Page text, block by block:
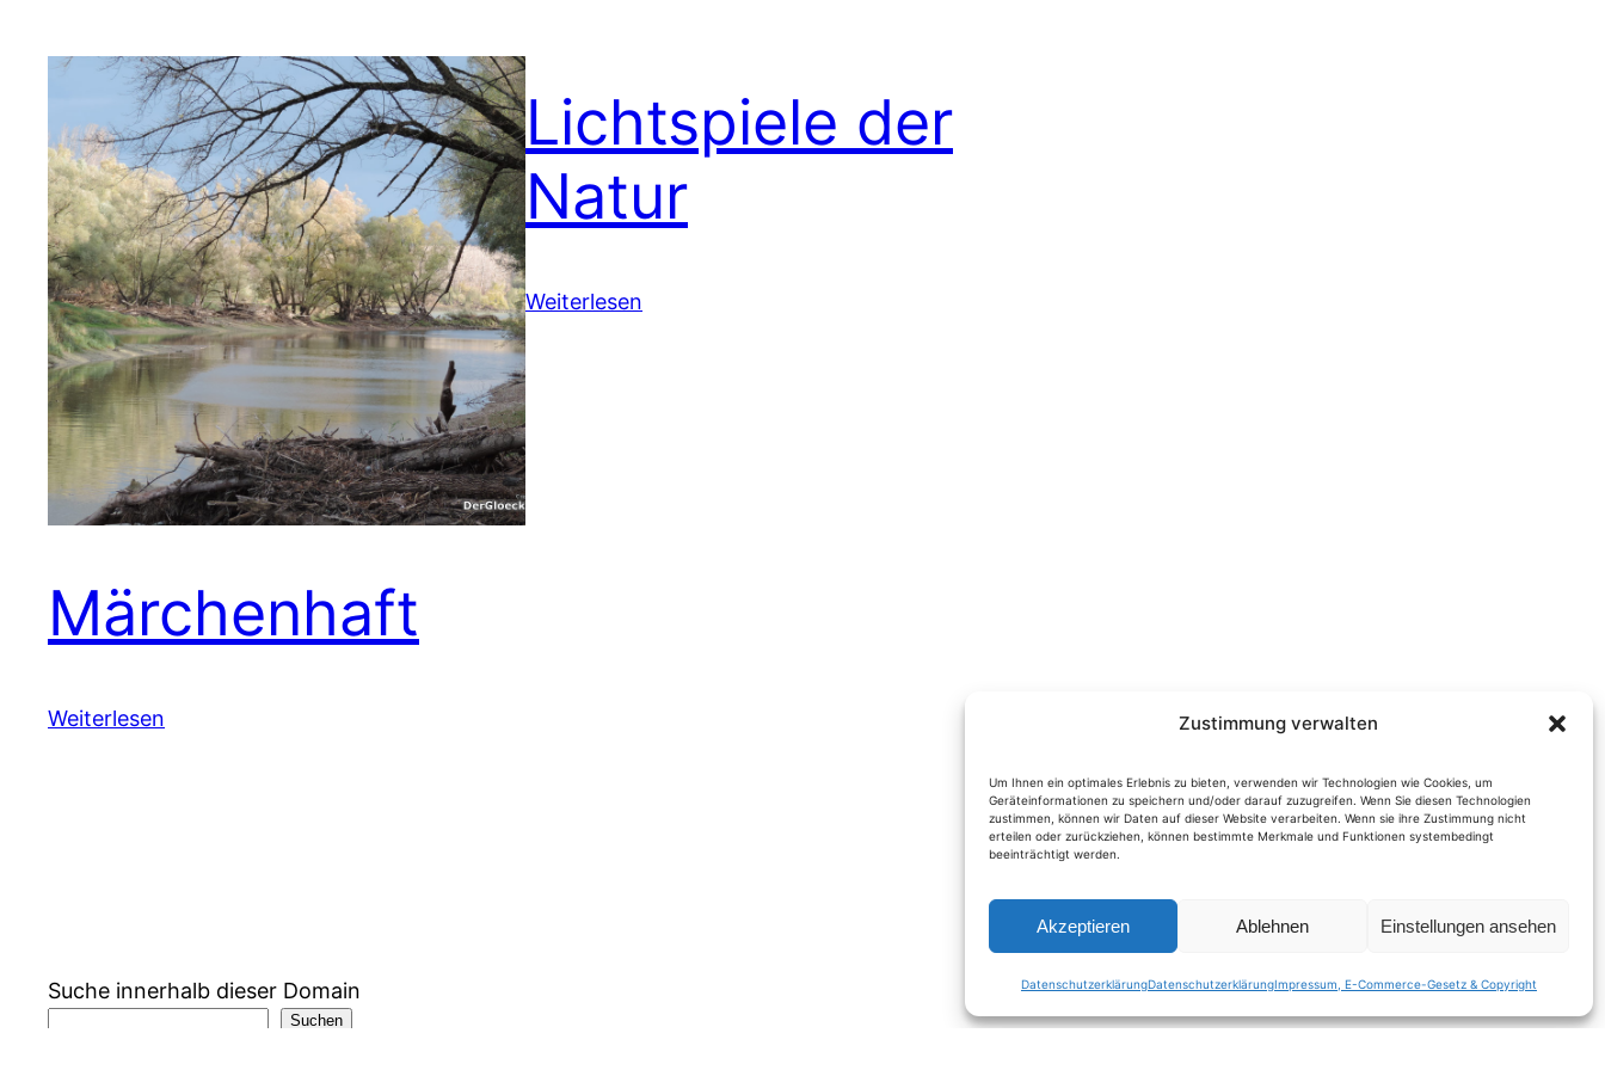
Zustimmung verwalten
Um Ihnen ein optimales Erlebnis zu bieten, verwenden wir Technologien wie Cookies, um
Geräteinformationen zu speichern und/oder darauf zuzugreifen. Wenn Sie diesen Technologien
zustimmen, können wir Daten auf dieser Website verarbeiten. Wenn sie ihre Zustimmung nicht
erteilen oder zurückziehen, können bestimmte Merkmale und Funktionen systembedingt
beeinträchtigt werden.
Akzeptieren Ablehnen Einstellungen ansehen
DatenschutzerklärungDatenschutzerklärungImpressum, E-Commerce-Gesetz & Copyright
Märchenhaft
Weiterlesen
Lichtspiele der
Natur
Weiterlesen
Suche innerhalb dieser Domain
Suchen